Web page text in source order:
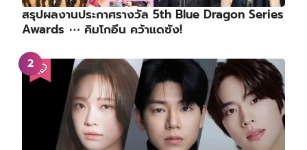
สรุปผลงานประกาศรางวัล 5th Blue Dragon Series
Awards ⋯ คิมโกอึน คว้าแดซัง!